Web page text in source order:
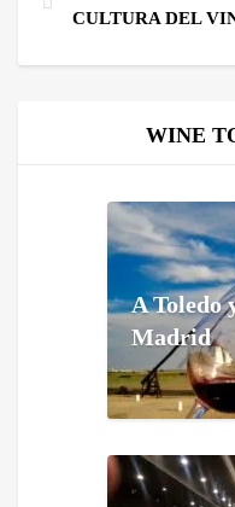
CULTURA DEL
WINE
A Toledo
Madrid